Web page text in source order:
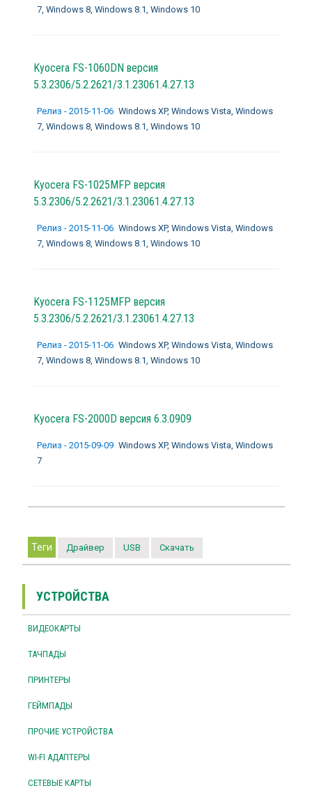
7, Windows 8, Windows 8.1, Windows 10
Kyocera FS-1060DN версия
5.3.2306/5.2.2621/3.1.23061.4.27.13
Релиз - 2015-11-06 Windows XP, Windows Vista, Windows
7, Windows 8, Windows 8.1, Windows 10
Kyocera FS-1025MFP версия
5.3.2306/5.2.2621/3.1.23061.4.27.13
Релиз - 2015-11-06 Windows XP, Windows Vista, Windows
7, Windows 8, Windows 8.1, Windows 10
Kyocera FS-1125MFP версия
5.3.2306/5.2.2621/3.1.23061.4.27.13
Релиз - 2015-11-06 Windows XP, Windows Vista, Windows
7, Windows 8, Windows 8.1, Windows 10
Kyocera FS-2000D версия 6.3.0909
Релиз - 2015-09-09 Windows XP, Windows Vista, Windows
7
Теги Драйвер USB Скачать
УСТРОЙСТВА
ВИДЕОКАРТЫ
ТАЧПАДЫ
ПРИНТЕРЫ
ГЕЙМПАДЫ
ПРОЧИЕ УСТРОЙСТВА
WI-FI АДАПТЕРЫ
СЕТЕВЫЕ КАРТЫ